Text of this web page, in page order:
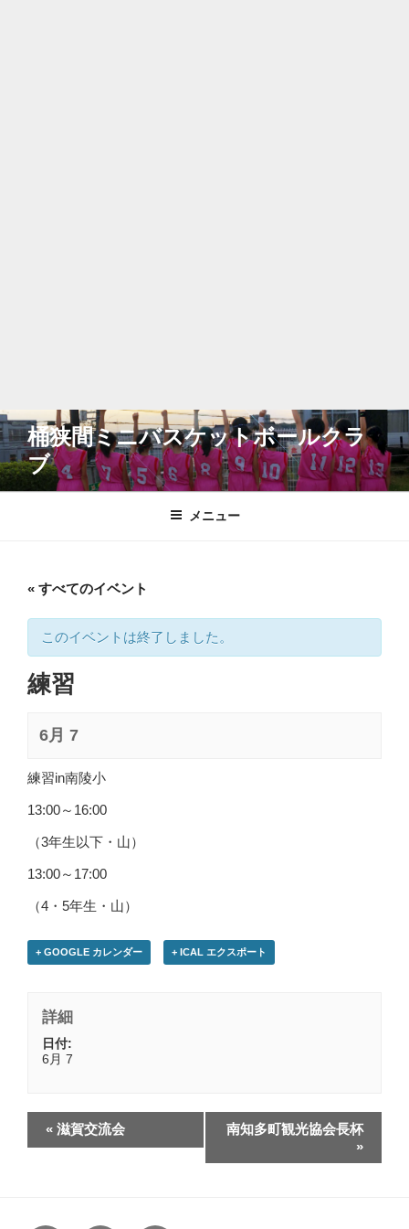
コ
ン
テ
桶狭間ミニバスケットボールクラ
ブ
メニュー
« すべてのイベント
このイベントは終了しました。
練習
6月 7
練習in南陵小
13:00～16:00
（3年生以下・山）
13:00～17:00
（4・5年生・山）
+ GOOGLE カレンダー + ICAL エクスポート
詳細
日付:
6月 7
« 滋賀交流会
南知多町観光協会長杯
»